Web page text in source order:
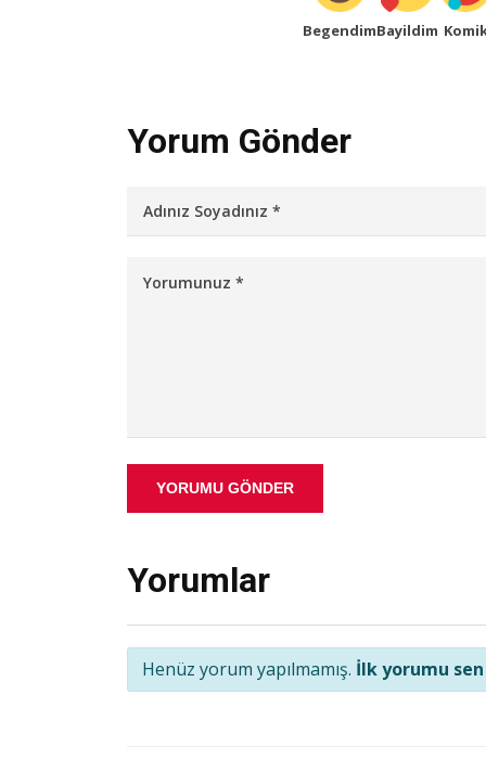
BegendimBayildim
Yorum Gönder
YORUMU GÖNDER
Yorumlar
Henüz yorum yapılmamış. İlk yorumu